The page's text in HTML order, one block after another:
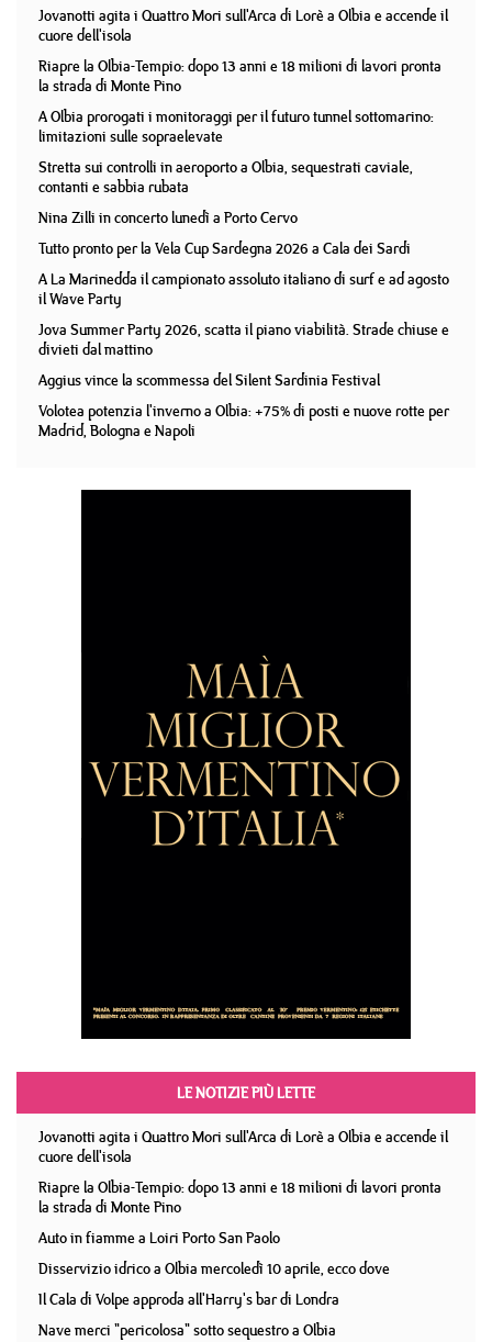
Jovanotti agita i Quattro Mori sull'Arca di Lorè a Olbia e accende il
cuore dell'isola
Riapre la Olbia-Tempio: dopo 13 anni e 18 milioni di lavori pronta
la strada di Monte Pino
A Olbia prorogati i monitoraggi per il futuro tunnel sottomarino:
limitazioni sulle sopraelevate
Stretta sui controlli in aeroporto a Olbia, sequestrati caviale,
contanti e sabbia rubata
Nina Zilli in concerto lunedì a Porto Cervo
Tutto pronto per la Vela Cup Sardegna 2026 a Cala dei Sardi
A La Marinedda il campionato assoluto italiano di surf e ad agosto
il Wave Party
Jova Summer Party 2026, scatta il piano viabilità. Strade chiuse e
divieti dal mattino
Aggius vince la scommessa del Silent Sardinia Festival
Volotea potenzia l'inverno a Olbia: +75% di posti e nuove rotte per
Madrid, Bologna e Napoli
LE NOTIZIE PIÙ LETTE
Jovanotti agita i Quattro Mori sull'Arca di Lorè a Olbia e accende il
cuore dell'isola
Riapre la Olbia-Tempio: dopo 13 anni e 18 milioni di lavori pronta
la strada di Monte Pino
Auto in fiamme a Loiri Porto San Paolo
Disservizio idrico a Olbia mercoledì 10 aprile, ecco dove
Il Cala di Volpe approda all'Harry's bar di Londra
Nave merci "pericolosa" sotto sequestro a Olbia